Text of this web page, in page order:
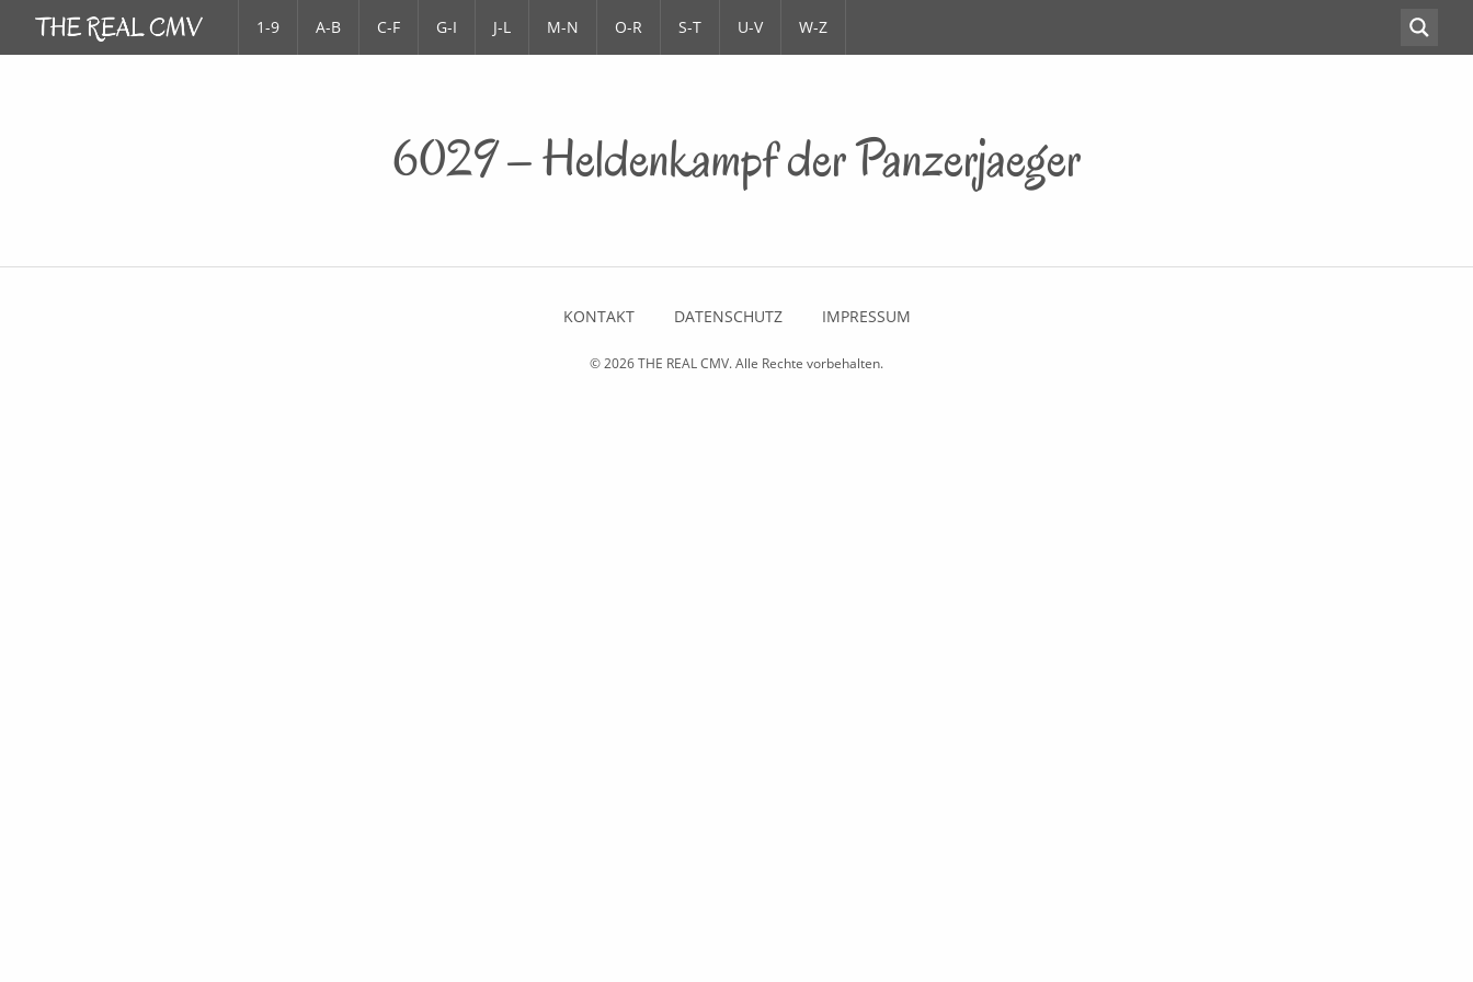
1-9 A-B C-F G-I J-L M-N O-R S-T U-V W-Z
6029 – Heldenkampf der Panzerjaeger
KONTAKT DATENSCHUTZ IMPRESSUM
© 2026THE REAL CMV. Alle Rechte vorbehalten.